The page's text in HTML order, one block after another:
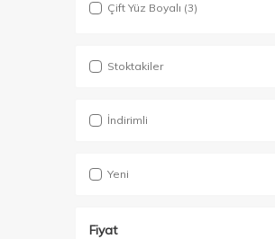
Çift Yüz Boyalı (3)
Stoktakiler
İndirimli
Yeni
Fiyat